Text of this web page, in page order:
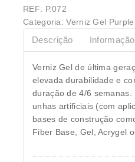
REF: P.072
Categoria:Verniz Gel
Descrição
Verniz Gel de última
elevada durabilidade e
duração de 4/6 semanas.
unhas artificiais (com
bases de construção
Fiber Base, Gel, Acrygel